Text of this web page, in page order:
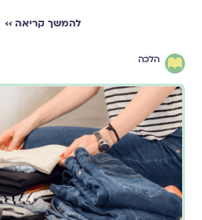
להמשך קריאה ››
הלכה